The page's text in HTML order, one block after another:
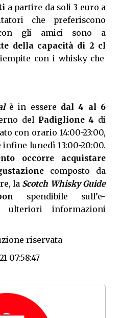
a partire da soli 3 euro a
che preferiscono
gli amici sono a
della capacità di 2 cl
con i whisky che
è in essere dal 4 al 6
del Padiglione 4 di
con orario 14:00-23:00,
infine lunedì 13:00-20:00.
occorre acquistare
composto da
la Scotch Whisky Guide
spendibile sull’e-
informazioni
riservata
07:58:47